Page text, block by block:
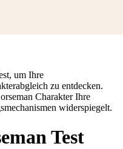
um Ihre
zu entdecken.
Charakter Ihre
widerspiegelt.
Test